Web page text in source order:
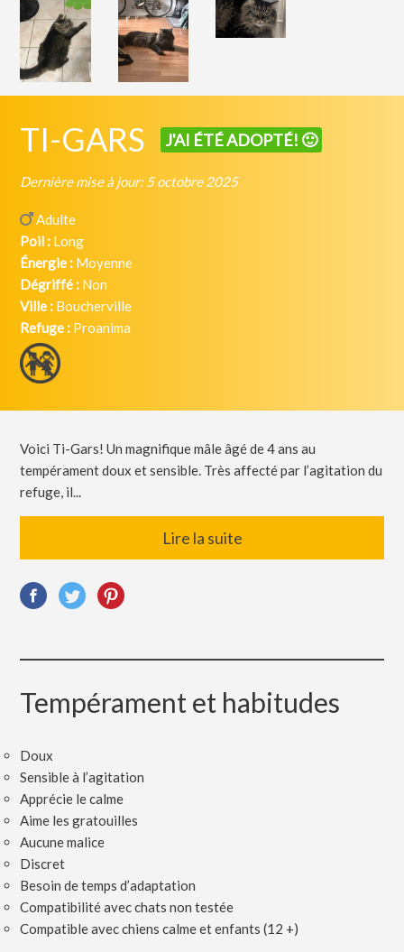
TI-GARS J'AI ÉTÉ ADOPTÉ! 🙂
Dernière mise à jour: 5 octobre 2025
Adulte
Poil : Long
Énergie : Moyenne
Dégriffé : Non
Ville : Boucherville
Refuge : Proanima
Voici Ti-Gars! Un magnifique mâle âgé de 4 ans au
tempérament doux et sensible. Très affecté par l’agitation du
refuge, il...
Lire la suite
Tempérament et habitudes
Doux
Sensible à l’agitation
Apprécie le calme
Aime les gratouilles
Aucune malice
Discret
Besoin de temps d’adaptation
Compatibilité avec chats non testée
Compatible avec chiens calme et enfants (12 +)